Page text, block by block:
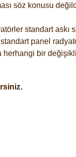
söz konusu
standart askı
panel
herhangi bir